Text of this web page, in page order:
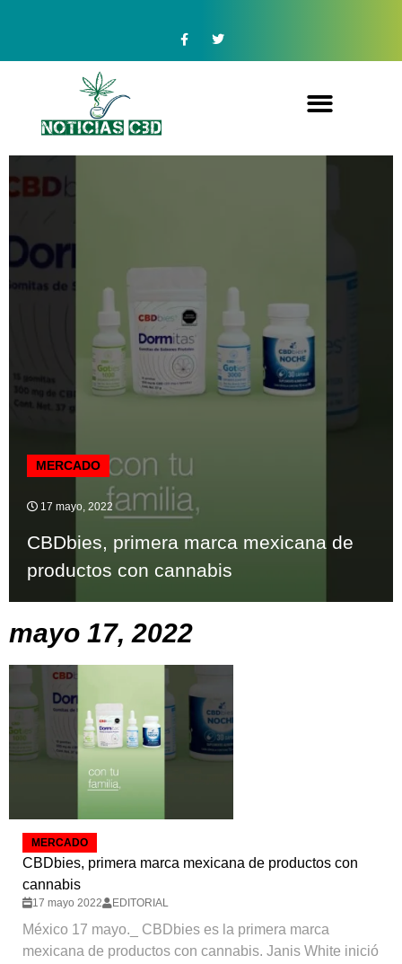
MERCADO
17 mayo, 2022
CBDbies, primera marca mexicana de
productos con cannabis
mayo 17, 2022
MERCADO
CBDbies, primera marca mexicana de productos con
cannabis
17 mayo 2022 EDITORIAL
México 17 mayo._ CBDbies es la primera marca
mexicana de productos con cannabis. Janis White inició